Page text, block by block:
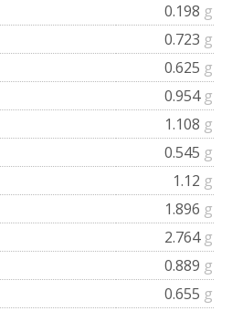
0.198 g
0.723 g
0.625 g
0.954 g
1.108 g
0.545 g
1.12 g
1.896 g
2.764 g
0.889 g
0.655 g